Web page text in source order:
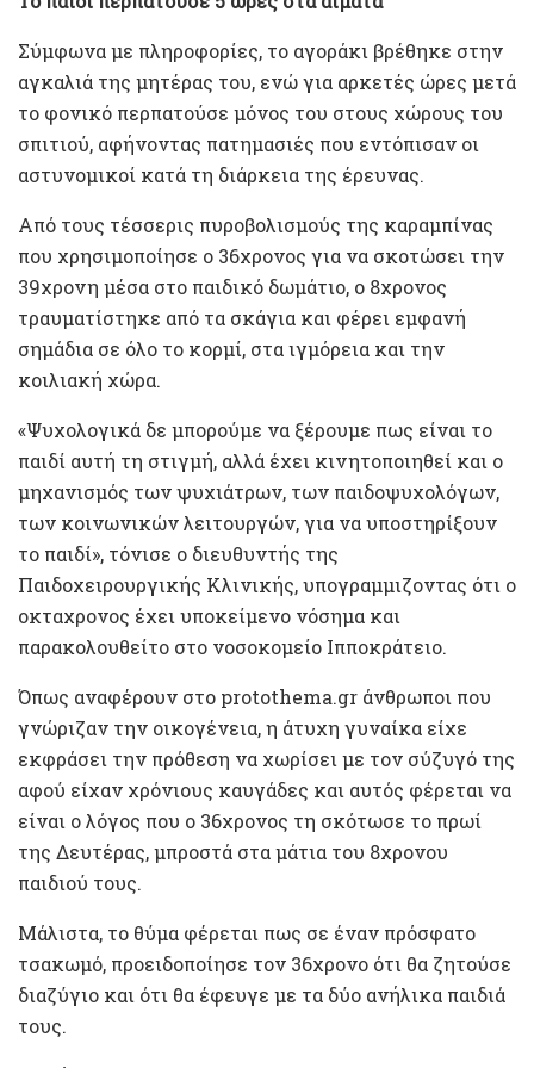
Σύμφωνα με πληροφορίες, το αγοράκι βρέθηκε στην
αγκαλιά της μητέρας του, ενώ για αρκετές ώρες μετά
το φονικό περπατούσε μόνος του στους χώρους του
σπιτιού, αφήνοντας πατημασιές που εντόπισαν οι
αστυνομικοί κατά τη διάρκεια της έρευνας.
Από τους τέσσερις πυροβολισμούς της καραμπίνας
που χρησιμοποίησε ο 36χρονος για να σκοτώσει την
39χρονη μέσα στο παιδικό δωμάτιο, ο 8χρονος
τραυματίστηκε από τα σκάγια και φέρει εμφανή
σημάδια σε όλο το κορμί, στα ιγμόρεια και την
κοιλιακή χώρα.
«Ψυχολογικά δε μπορούμε να ξέρουμε πως είναι το
παιδί αυτή τη στιγμή, αλλά έχει κινητοποιηθεί και ο
μηχανισμός των ψυχιάτρων, των παιδοψυχολόγων,
των κοινωνικών λειτουργών, για να υποστηρίξουν
το παιδί», τόνισε ο διευθυντής της
Παιδοχειρουργικής Κλινικής, υπογραμμιζοντας ότι ο
οκταχρονος έχει υποκείμενο νόσημα και
παρακολουθείτο στο νοσοκομείο Ιπποκράτειο.
Όπως αναφέρουν στο protothema.gr άνθρωποι που
γνώριζαν την οικογένεια, η άτυχη γυναίκα είχε
εκφράσει την πρόθεση να χωρίσει με τον σύζυγό της
αφού είχαν χρόνιους καυγάδες και αυτός φέρεται να
είναι ο λόγος που ο 36χρονος τη σκότωσε το πρωί
της Δευτέρας, μπροστά στα μάτια του 8χρονου
παιδιού τους.
Μάλιστα, το θύμα φέρεται πως σε έναν πρόσφατο
τσακωμό, προειδοποίησε τον 36χρονο ότι θα ζητούσε
διαζύγιο και ότι θα έφευγε με τα δύο ανήλικα παιδιά
τους.